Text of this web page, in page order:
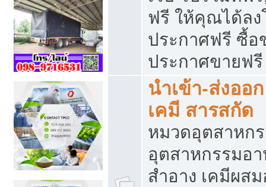
ฟรี ให้คุณได้ล
ประกาศฟรี ซื้อ
ประกาศขายฟรี
นำเข้า-ส่งออ
เคมี สารสกัด
หมวดอุตสาหก
อุตสาหกรรมอา
สำอาง เคมีผส